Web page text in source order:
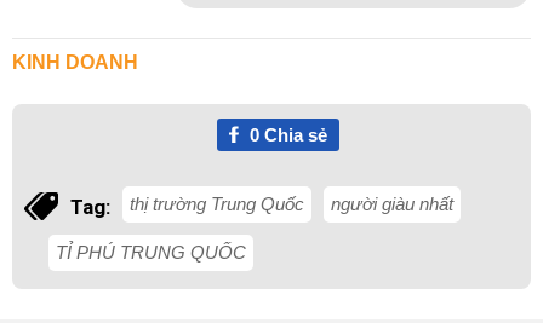
KINH DOANH
0Chia sẻ
Tag: thị trường Trung Quốc người giàu nhất
TỈ PHÚ TRUNG QUỐC